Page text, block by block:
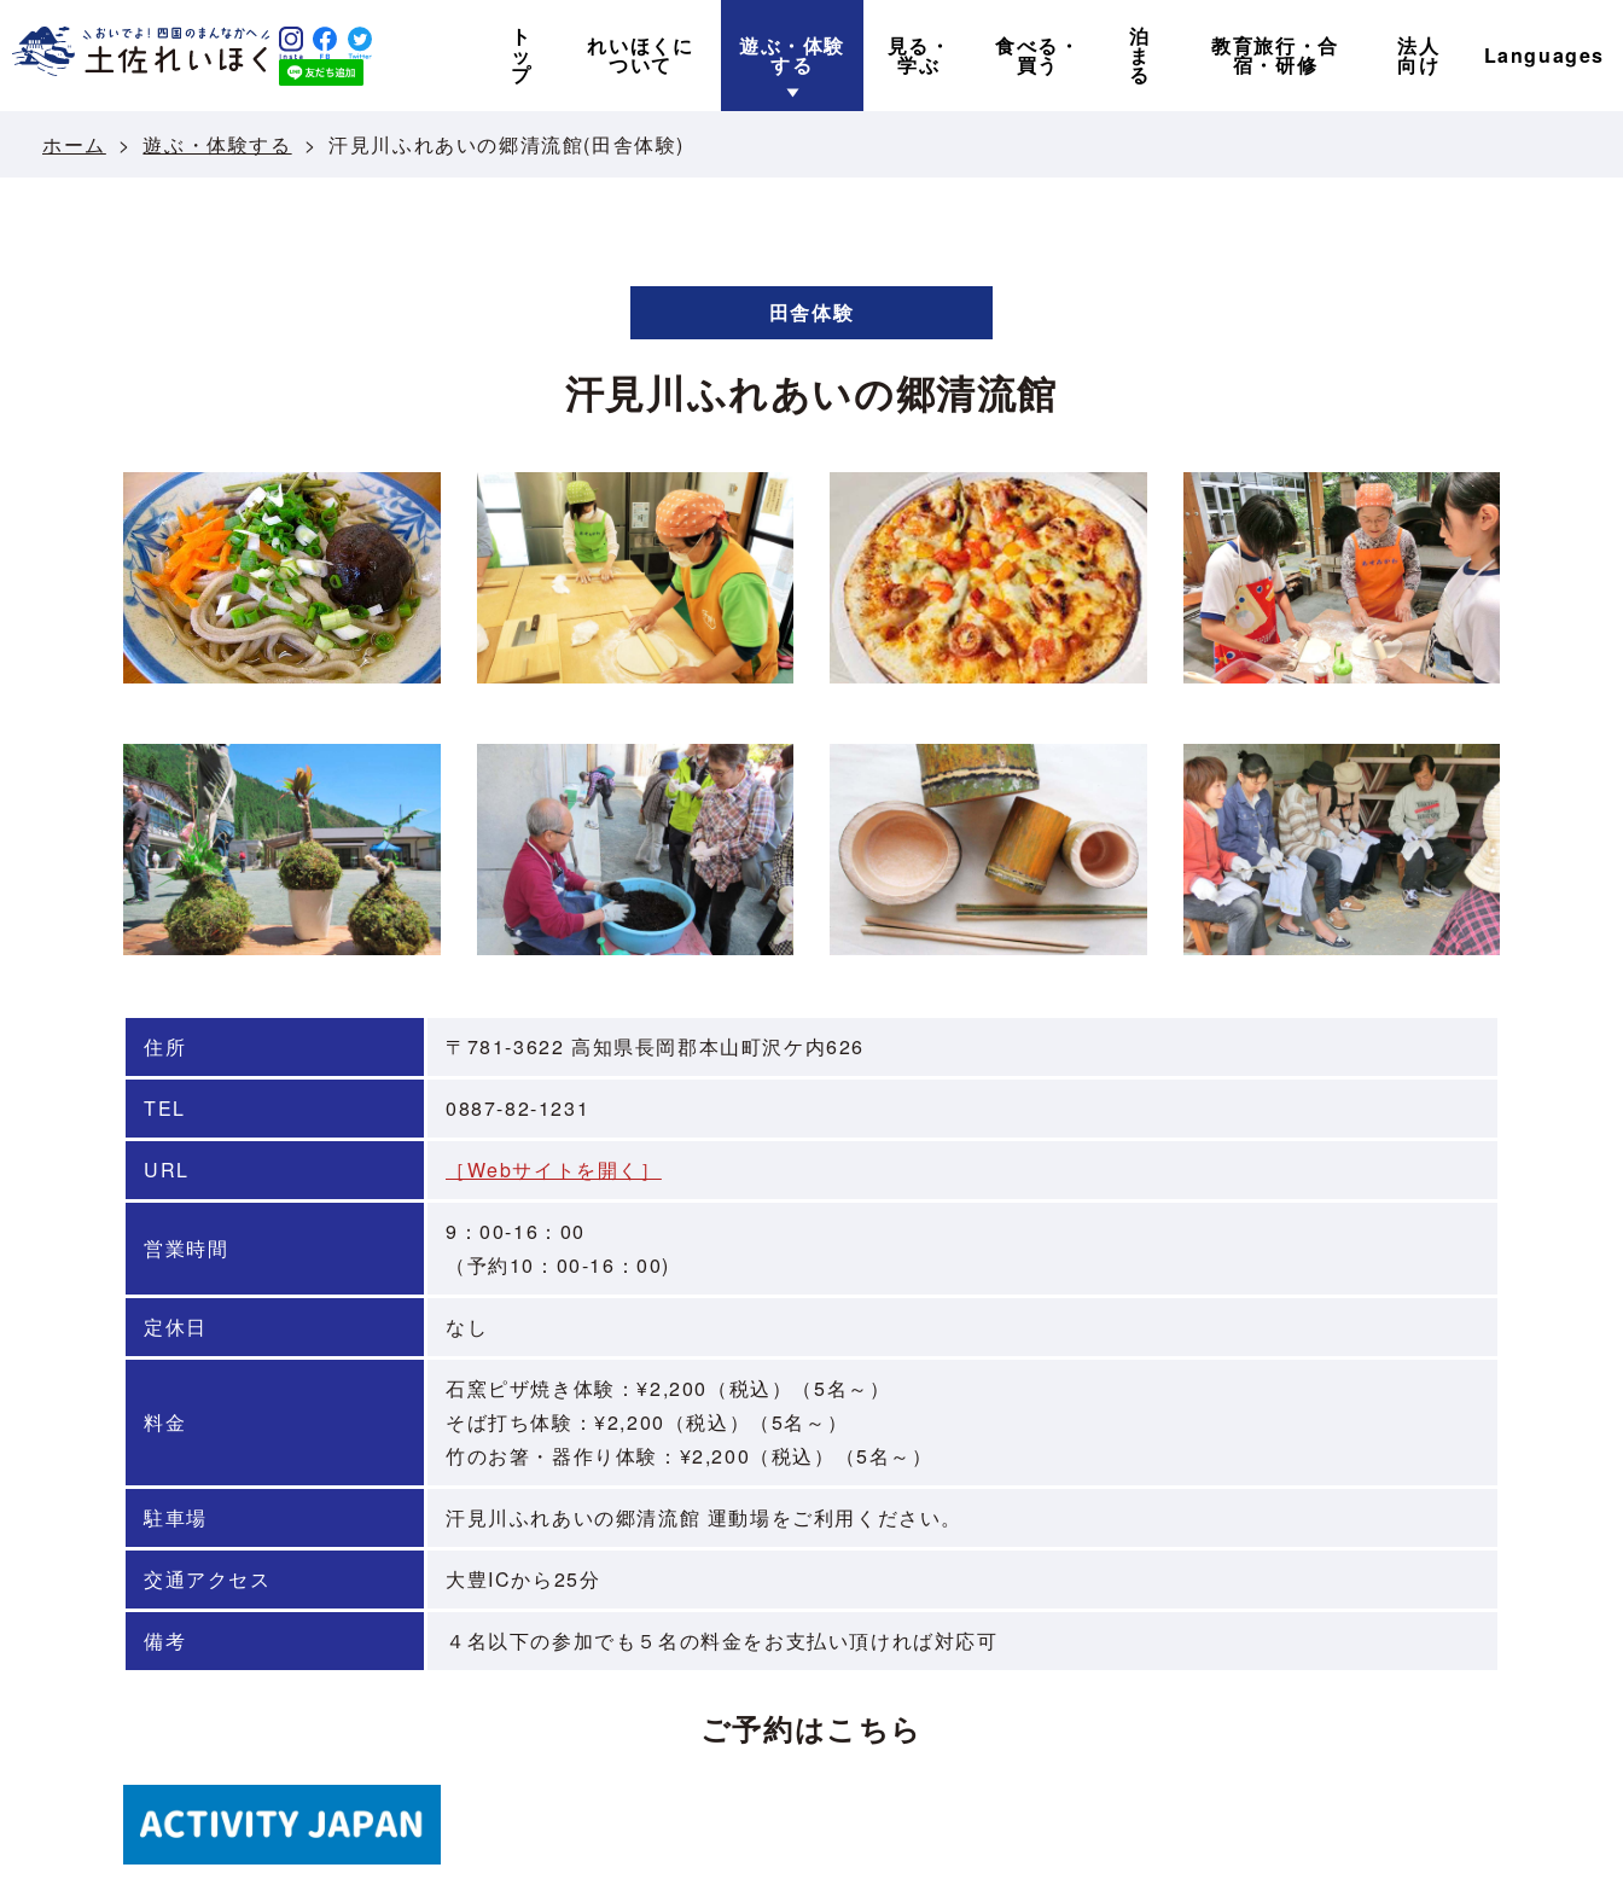
ト
ッ
プ
れいほくに
ついて
遊ぶ・体験
する
見る・
学ぶ
食べる・
買う
泊
ま
る
教育旅行・合
宿・研修
法人
向け Languages
ホーム 遊ぶ・体験する 汗見川ふれあいの郷清流館(田舎体験)
田舎体験
汗見川ふれあいの郷清流館
住所 〒781-3622 高知県長岡郡本山町沢ケ内626
TEL 0887-82-1231
URL ［Webサイトを開く］
営業時間
9：00-16：00
（予約10：00-16：00)
定休日 なし
料金
石窯ピザ焼き体験：¥2,200（税込）（5名～）
そば打ち体験：¥2,200（税込）（5名～）
竹のお箸・器作り体験：¥2,200（税込）（5名～）
駐車場 汗見川ふれあいの郷清流館 運動場をご利用ください。
交通アクセス 大豊ICから25分
備考 ４名以下の参加でも５名の料金をお支払い頂ければ対応可
ご予約はこちら